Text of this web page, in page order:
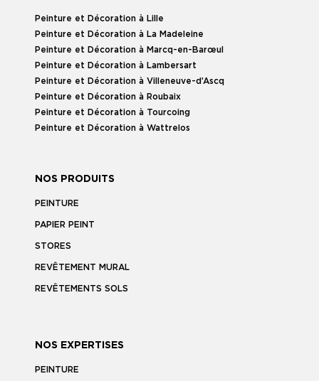
Peinture et Décoration à Lille
Peinture et Décoration à La Madeleine
Peinture et Décoration à Marcq-en-Barœul
Peinture et Décoration à Lambersart
Peinture et Décoration à Villeneuve-d’Ascq
Peinture et Décoration à Roubaix
Peinture et Décoration à Tourcoing
Peinture et Décoration à Wattrelos
NOS PRODUITS
PEINTURE
PAPIER PEINT
STORES
REVÊTEMENT MURAL
REVÊTEMENTS SOLS
NOS EXPERTISES
PEINTURE